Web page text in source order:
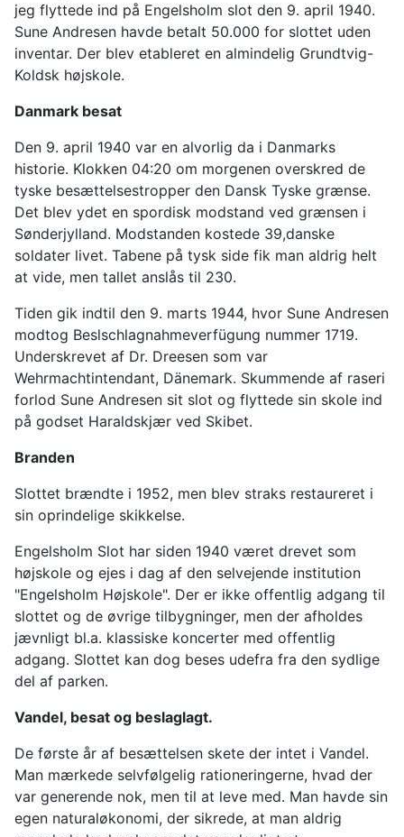
jeg flyttede ind på Engelsholm slot den 9. april 1940.
Sune Andresen havde betalt 50.000 for slottet uden
inventar. Der blev etableret en almindelig Grundtvig-
Koldsk højskole.
Danmark besat
Den 9. april 1940 var en alvorlig da i Danmarks
historie. Klokken 04:20 om morgenen overskred de
tyske besættelsestropper den Dansk Tyske grænse.
Det blev ydet en spordisk modstand ved grænsen i
Sønderjylland. Modstanden kostede 39,danske
soldater livet. Tabene på tysk side fik man aldrig helt
at vide, men tallet anslås til 230.
Tiden gik indtil den 9. marts 1944, hvor Sune Andresen
modtog Beslschlagnahmeverfügung nummer 1719.
Underskrevet af Dr. Dreesen som var
Wehrmachtintendant, Dänemark. Skummende af raseri
forlod Sune Andresen sit slot og flyttede sin skole ind
på godset Haraldskjær ved Skibet.
Branden
Slottet brændte i 1952, men blev straks restaureret i
sin oprindelige skikkelse.
Engelsholm Slot har siden 1940 været drevet som
højskole og ejes i dag af den selvejende institution
"Engelsholm Højskole". Der er ikke offentlig adgang til
slottet og de øvrige tilbygninger, men der afholdes
jævnligt bl.a. klassiske koncerter med offentlig
adgang. Slottet kan dog beses udefra fra den sydlige
del af parken.
Vandel, besat og beslaglagt.
De første år af besættelsen skete der intet i Vandel.
Man mærkede selvfølgelig rationeringerne, hvad der
var generende nok, men til at leve med. Man havde sin
egen naturaløkonomi, der sikrede, at man aldrig